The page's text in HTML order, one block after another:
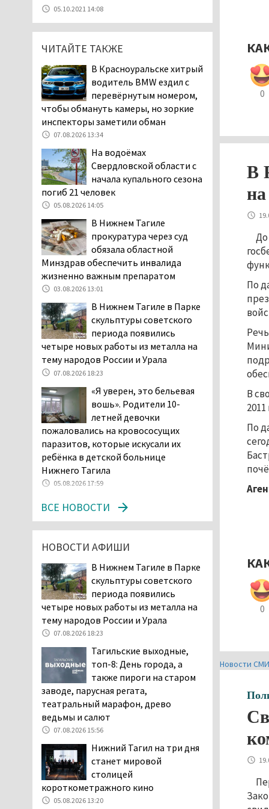
0
В
До
По
В
2011
По
0
Новости
Екатеринбург подвергся
атаке БПЛА, восемь из
них были сбиты, три
центра
07.08.2026 11:28
Тагильские спасатели
помогли заблудившемуся
в лесу мужчине найти
06.08.2026 16:28
Прокуратура
Дзержинского района
Нижнего Тагила
отношении «Водоканала-НТ» из-за
отсутствия холодной воды
06.08.2026 15:42
Двое детей пострадали
при сходе трамвая с
06.08.2026 14:25
Правительство РФ
разрешило производство
и продажу бензина класса
«Евро-2», в котором содержание
«Евро-5». Это опасно для здоровья и
повышает износ автомобиля
06.08.2026 13:53
В Детской городской
больнице № 3 Нижнего
Тагила опровергли
обвинения родителей, которые
покусала бельевая вошь
дня запретят
электросамокаты
06.08.2026 11:41
«Я уверен, это бельевая
вошь». Родители 10-
летней девочки
пожаловались на кровососущих
паразитов, которые искусали их
ребёнка в детской больнице
Нижнего Тагила
Директора уральского
предприятия по
производству дронов
«Упырь» подорвали в автомобиле
под Екатеринбургом
05.08.2026 17:05
Эксперты назвали
причины массового мора
05.10.2021 14:08
ЧИТАЙТЕ ТАКЖЕ
В Красноуральске хитрый
водитель BMW ездил с
перевёрнутым номером,
чтобы обмануть камеры, но зоркие
инспекторы заметили обман
07.08.2026 13:34
На водоёмах
Свердловской области с
начала купального сезона
погиб 21 человек
05.08.2026 14:05
В Нижнем Тагиле
прокуратура через суд
обязала областной
Минздрав обеспечить инвалида
жизненно важным препаратом
03.08.2026 13:01
В Нижнем Тагиле в Парке
скульптуры советского
периода появились
четыре новых работы из металла на
тему народов России и Урала
07.08.2026 18:23
«Я уверен, это бельевая
вошь». Родители 10-
летней девочки
пожаловались на кровососущих
паразитов, которые искусали их
ребёнка в детской больнице
Нижнего Тагила
05.08.2026 17:59
ВСЕ НОВОСТИ
НОВОСТИ АФИШИ
В Нижнем Тагиле в Парке
скульптуры советского
периода появились
четыре новых работы из металла на
тему народов России и Урала
07.08.2026 18:23
Тагильские выходные,
топ-8: День города, а
также пироги на старом
заводе, парусная регата,
театральный марафон, древо
ведьмы и салют
07.08.2026 15:56
Нижний Тагил на три дня
станет мировой
столицей
короткометражного кино
05.08.2026 13:20